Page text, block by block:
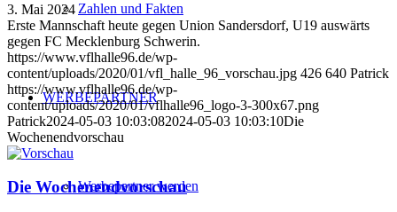
Zahlen und Fakten
WERBEPARTNER
Werbepartner werden
3. Mai 2024
Erste Mannschaft heute gegen Union Sandersdorf, U19 auswärts
gegen FC Mecklenburg Schwerin.
https://www.vflhalle96.de/wp-
content/uploads/2020/01/vfl_halle_96_vorschau.jpg 426 640 Patrick
https://www.vflhalle96.de/wp-
content/uploads/2020/01/vflhalle96_logo-3-300x67.png
Patrick2024-05-03 10:03:082024-05-03 10:03:10Die
Wochenendvorschau
Die Wochenendvorschau